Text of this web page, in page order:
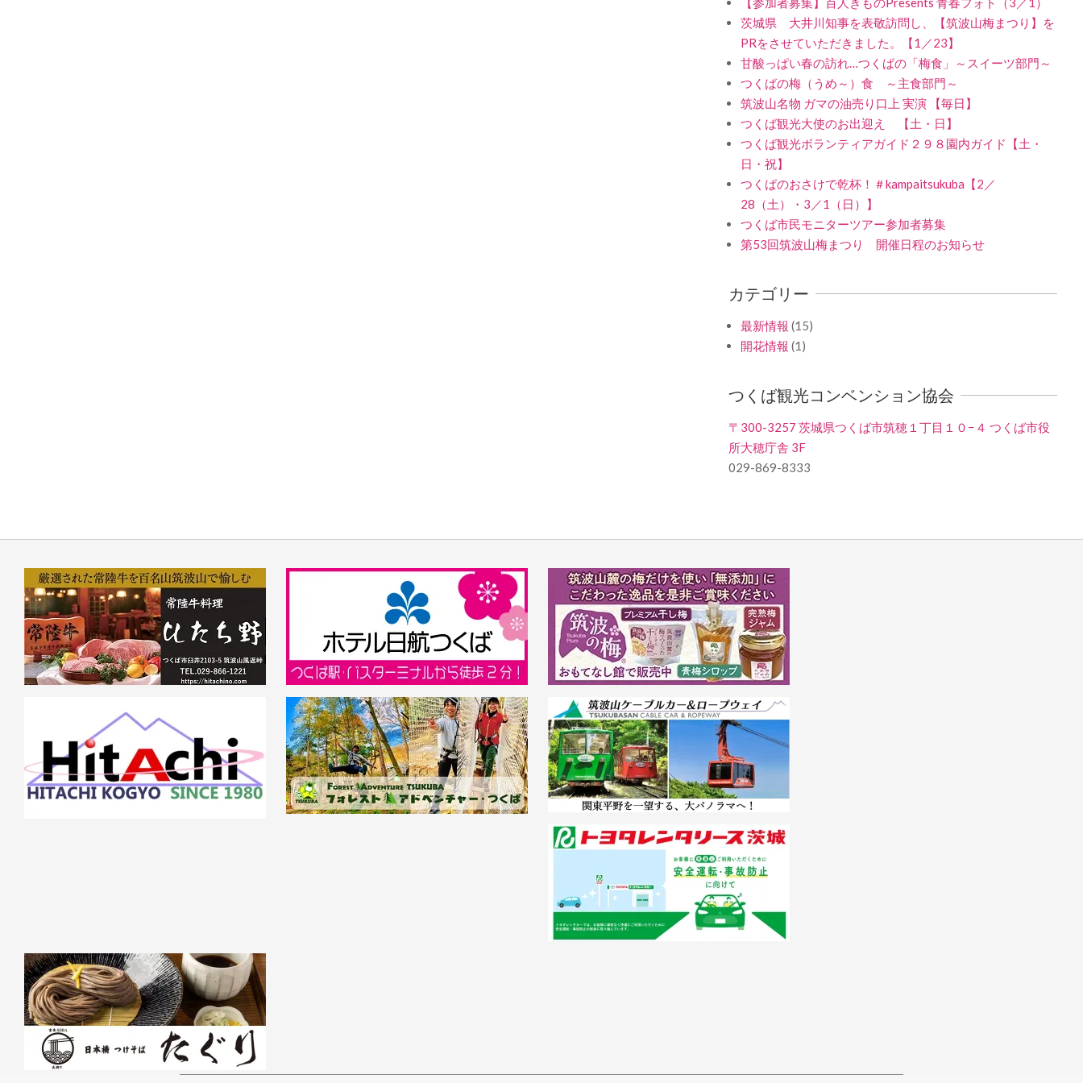
茨城県 大井川知事を表敬訪問し、【筑波山梅まつり】を
PRをさせていただきました。【1／23】
甘酸っぱい春の訪れ…つくばの「梅食」～スイーツ部門～
つくばの梅（うめ～）食 ～主食部門～
筑波山名物 ガマの油売り口上 実演 【毎日】
つくば観光大使のお出迎え 【土・日】
つくば観光ボランティアガイド２９８園内ガイド【土・
日・祝】
つくばのおさけで乾杯！＃kampaitsukuba【2／
28（土）・3／1（日）】
つくば市民モニターツアー参加者募集
第53回筑波山梅まつり 開催日程のお知らせ
カテゴリー
最新情報 (15)
開花情報 (1)
つくば観光コンベンション協会
〒300-3257 茨城県つくば市筑穂１丁目１０−４ つくば市役
所大穂庁舎 3F
029-869-8333